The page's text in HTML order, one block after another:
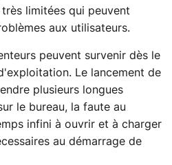
limitées qui peuvent
aux utilisateurs.
peuvent survenir dès le
Le lancement de
plusieurs longues
le bureau, la faute au
infini à ouvrir et à charger
au démarrage de